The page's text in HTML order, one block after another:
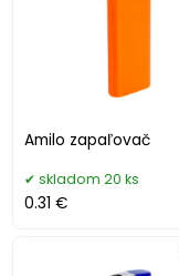
Amilo zapaľovač
skladom 20 ks
0.31 €